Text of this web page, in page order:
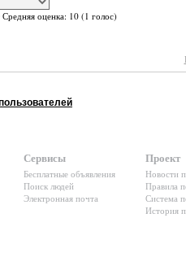
Средняя оценка: 10 (1 голос)
Сервисы
Бесплатные объявления
Поиск людей
Электронная почта
Проект
Новости
Правила
Система
История